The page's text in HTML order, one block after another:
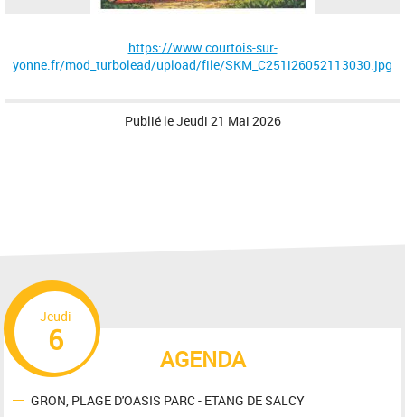
https://www.courtois-sur-
yonne.fr/mod_turbolead/upload/file/SKM_C251i26052113030.jpg
Publié leJeudi 21 Mai 2026
AGENDA
Jeudi
6
GRON, PLAGE D'OASIS PARC - ETANG DE SALCY